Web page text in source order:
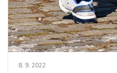
8. 9. 2022